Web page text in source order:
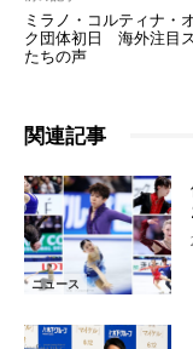
ミラノ・コルティナ・
ク団体初日 海外注目
たちの声
関連記事
ニュース